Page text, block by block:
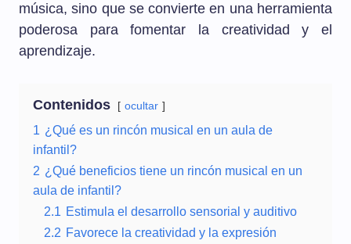
música, sino que se convierte en una herramienta
poderosa para fomentar la creatividad y el
aprendizaje.
Contenidos ocultar
1 ¿Qué es un rincón musical en un aula de
infantil?
2 ¿Qué beneficios tiene un rincón musical en un
aula de infantil?
2.1 Estimula el desarrollo sensorial y auditivo
2.2 Favorece la creatividad y la expresión